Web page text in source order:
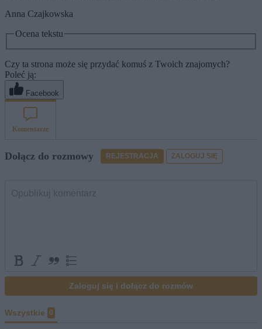
Anna Czajkowska
Ocena tekstu
Czy ta strona może się przydać komuś z Twoich znajomych?
Poleć ją:
Facebook